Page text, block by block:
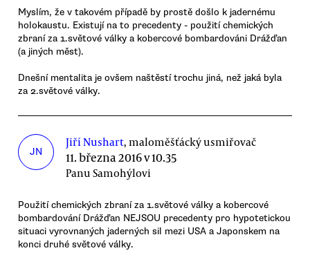
Myslím, že v takovém případě by prostě došlo k jadernému
holokaustu. Existují na to precedenty - použití chemických
zbraní za 1.světové války a kobercové bombardováni Drážďan
(a jiných měst).
Dnešní mentalita je ovšem naštěstí trochu jiná, než jaká byla
za 2.světové války.
JN
Jiří Nushart, maloměšťácký usmiřovač
11. března 2016 v 10.35
Panu Samohýlovi
Použití chemických zbraní za 1.světové války a kobercové
bombardování Drážďan NEJSOU precedenty pro hypotetickou
situaci vyrovnaných jaderných sil mezi USA a Japonskem na
konci druhé světové války.